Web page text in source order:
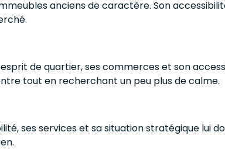
anciens de caractère. Son
de quartier, ses commerces et son
tout en recherchant un peu plus de calme.
ses services et sa situation stratégique lui